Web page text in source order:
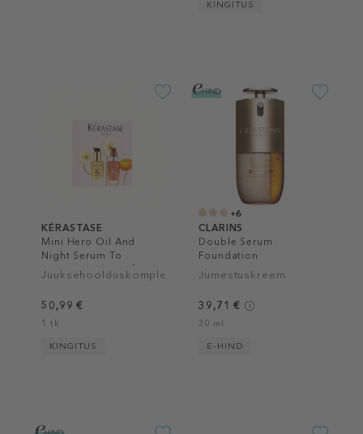
KINGITUS
KÉRASTASE
Mini Hero Oil And
Night Serum To
Nourish And Reinforce
Juuksehoolduskomplekt
50,99 €
1 tk
KINGITUS
+6
CLARINS
Double Serum
Foundation
Jumestuskreem
39,71 €
30 ml
E-HIND